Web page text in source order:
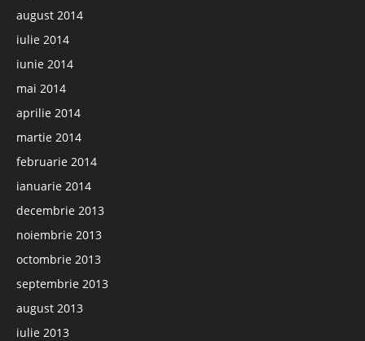
august 2014
iulie 2014
iunie 2014
mai 2014
aprilie 2014
martie 2014
februarie 2014
ianuarie 2014
decembrie 2013
noiembrie 2013
octombrie 2013
septembrie 2013
august 2013
iulie 2013